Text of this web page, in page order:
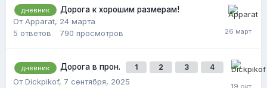
дневник
Дорога к хорошим размерам!
От Apparat, 24 марта
5 ответов 790 просмотров
дневник Дорога в прон. 1 2 3 4
От Dickpikof, 7 сентября, 2025